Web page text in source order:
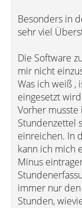
Besonders in
sehr viel
Die Software
mir nicht
Was ich weiß ,
eingesetzt
Vorher musste
Stundenzettel
einreichen. In
kann ich mich
Minus
immer nur
Stunden,